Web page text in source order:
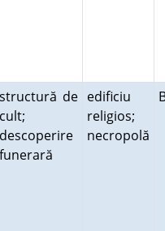
structură de
cult;
descoperire
funerară
edificiu
religios;
necropolă